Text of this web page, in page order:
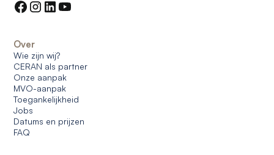
Over
Wie zijn wij?
CERAN als partner
Onze aanpak
MVO-aanpak
Toegankelijkheid
Jobs
Datums en prijzen
FAQ